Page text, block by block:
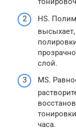
HS.
слой.
MS.
часа.